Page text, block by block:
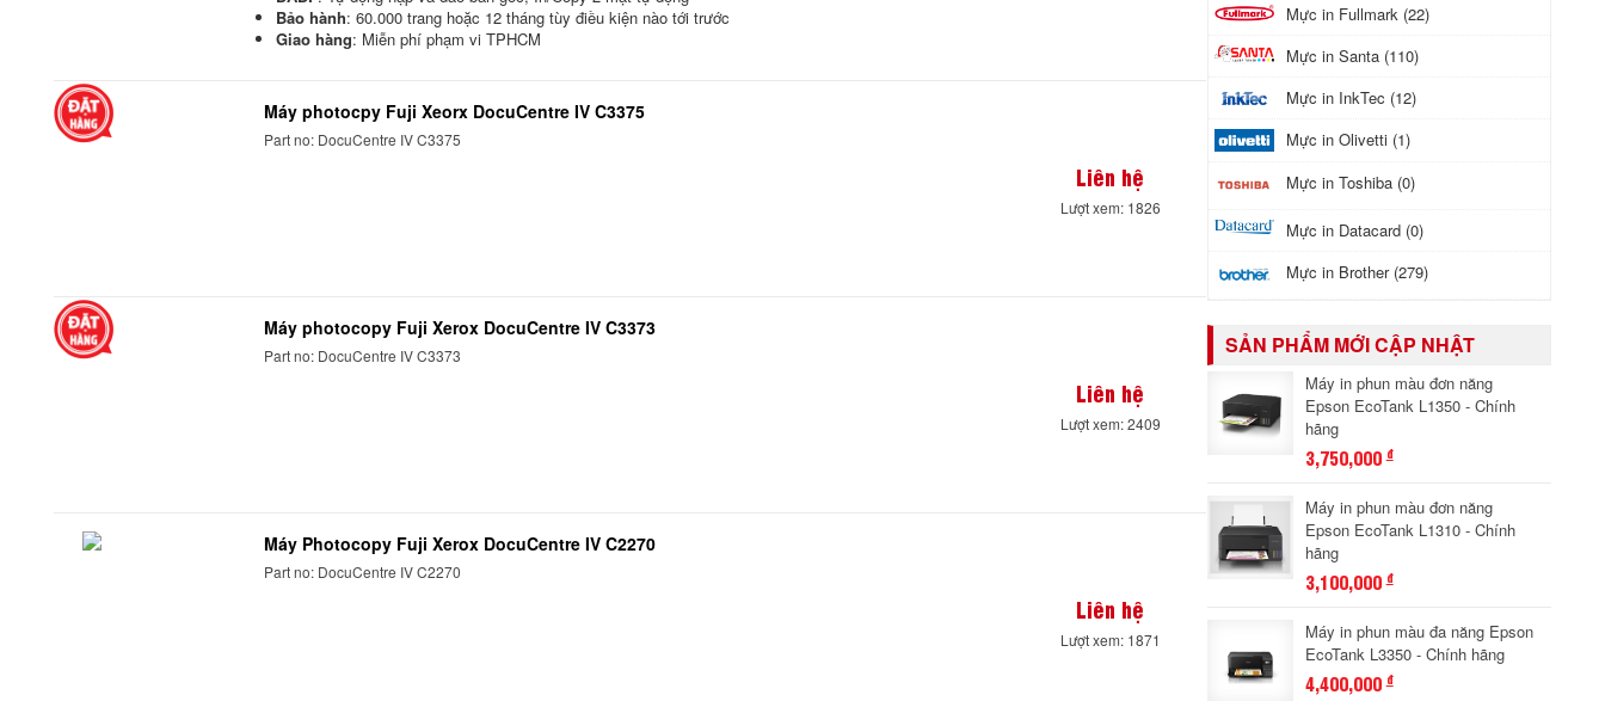
Bảo hành: 60.000 trang hoặc 12 tháng tùy điều kiện nào tới trước
Giao hàng: Miễn phí phạm vi TPHCM
Máy photocpy Fuji Xeorx DocuCentre IV C3375
Part no: DocuCentre IV C3375
Liên hệ
Lượt xem: 1826
Máy photocopy Fuji Xerox DocuCentre IV C3373
Part no: DocuCentre IV C3373
Liên hệ
Lượt xem: 2409
Máy Photocopy Fuji Xerox DocuCentre IV C2270
Part no: DocuCentre IV C2270
Liên hệ
Lượt xem: 1871
Mực in Fullmark (22)
Mực in Santa (110)
Mực in InkTec (12)
Mực in Olivetti (1)
Mực in Toshiba (0)
Mực in Datacard (0)
Mực in Brother (279)
SẢN PHẨM MỚI CẬP NHẬT
Máy in phun màu đơn năng
Epson EcoTank L1350 - Chính
hãng
3,750,000đ
Máy in phun màu đơn năng
Epson EcoTank L1310 - Chính
hãng
3,100,000đ
Máy in phun màu đa năng Epson
EcoTank L3350 - Chính hãng
4,400,000đ